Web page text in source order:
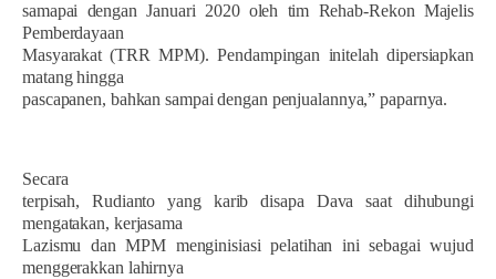
samapai dengan Januari 2020 oleh tim Rehab-Rekon Majelis
Pemberdayaan
Masyarakat (TRR MPM). Pendampingan initelah dipersiapkan
matang hingga
pascapanen, bahkan sampai dengan penjualannya,” paparnya.
Secara
terpisah, Rudianto yang karib disapa Dava saat dihubungi
mengatakan, kerjasama
Lazismu dan MPM menginisiasi pelatihan ini sebagai wujud
menggerakkan lahirnya